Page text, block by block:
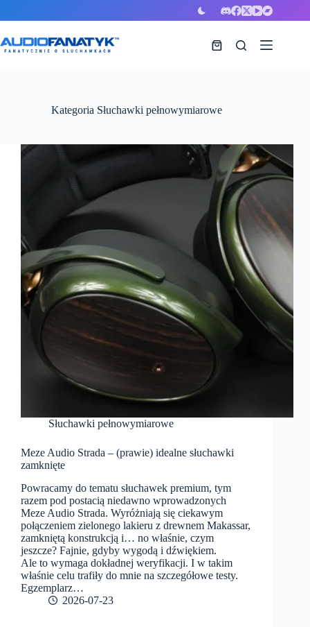
Koszyk
Kategoria Słuchawki pełnowymiarowe
Słuchawki pełnowymiarowe
Meze Audio Strada – (prawie) idealne słuchawki
zamknięte
Powracamy do tematu słuchawek premium, tym
razem pod postacią niedawno wprowadzonych
Meze Audio Strada. Wyróżniają się ciekawym
połączeniem zielonego lakieru z drewnem Makassar,
zamkniętą konstrukcją i… no właśnie, czym
jeszcze? Fajnie, gdyby wygodą i dźwiękiem.
Ale to wymaga dokładnej weryfikacji. I w takim
właśnie celu trafiły do mnie na szczegółowe testy.
Egzemplarz…
2026-07-23